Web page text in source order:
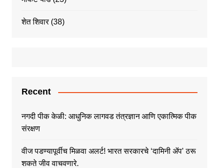
शेत शिवार(38)
Recent
नगदी पीक केळी: आधुनिक लागवड तंत्रज्ञान आणि एकात्मिक पीक
संरक्षण
वीज पडण्यापूर्वीच मिळवा अलर्ट! भारत सरकारचे ‘दामिनी ॲप’ ठरू
शकते जीव वाचवणारे.